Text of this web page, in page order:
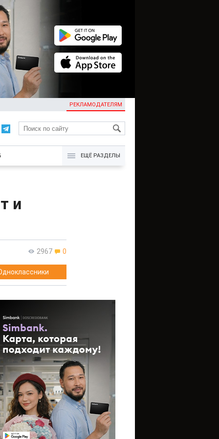
РЕКЛАМОДАТЕЛЯМ
KG
ЕЩЁ РАЗДЕЛЫ
и
2967 0